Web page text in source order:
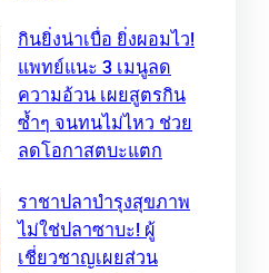
กินยิ่งน่าเบื่อ ยิ่งผอมไว!
แพทย์แนะ 3 เมนูลด
ความอ้วน เผยสูตรกิน
ซ้ำๆ จนทนไม่ไหว ช่วย
ลดโอกาสตบะแตก
ราชาปลาบำรุงสุขภาพ
ไม่ใช่ปลาซาบะ! ผู้
เชี่ยวชาญเผยส่วน